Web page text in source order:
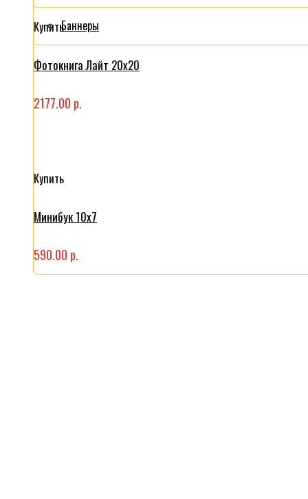
Купить
Фотокнига Лайт 20x20
2177.00 р.
Купить
Минибук 10х7
590.00 р.
Баннеры